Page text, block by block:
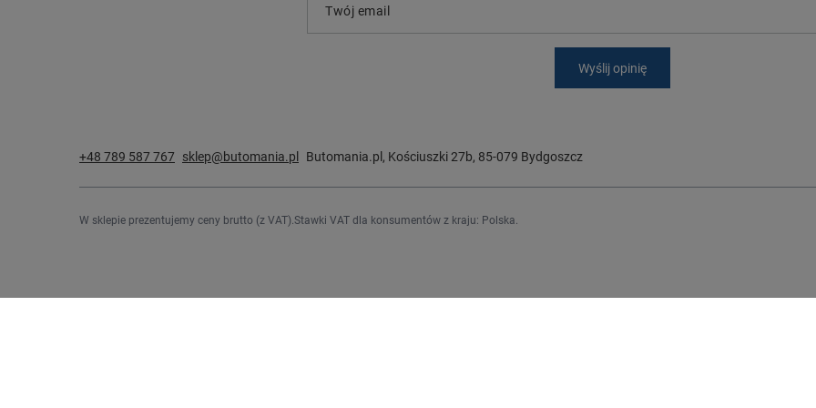
Twój email
Wyślij opinię
+48 789 587 767 sklep@butomania.pl Butomania.pl , Kościuszki 27b, 85-079 Bydgoszcz
W sklepie prezentujemy ceny brutto (z VAT). Stawki VAT dla konsumentów z kraju: Polska